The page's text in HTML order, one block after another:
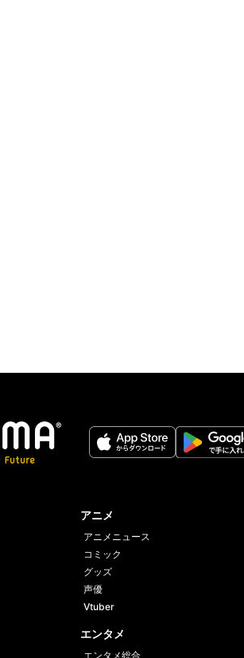
アニメ
アニメニュース
コミック
グッズ
声優
Vtuber
エンタメ
エンタメ総合